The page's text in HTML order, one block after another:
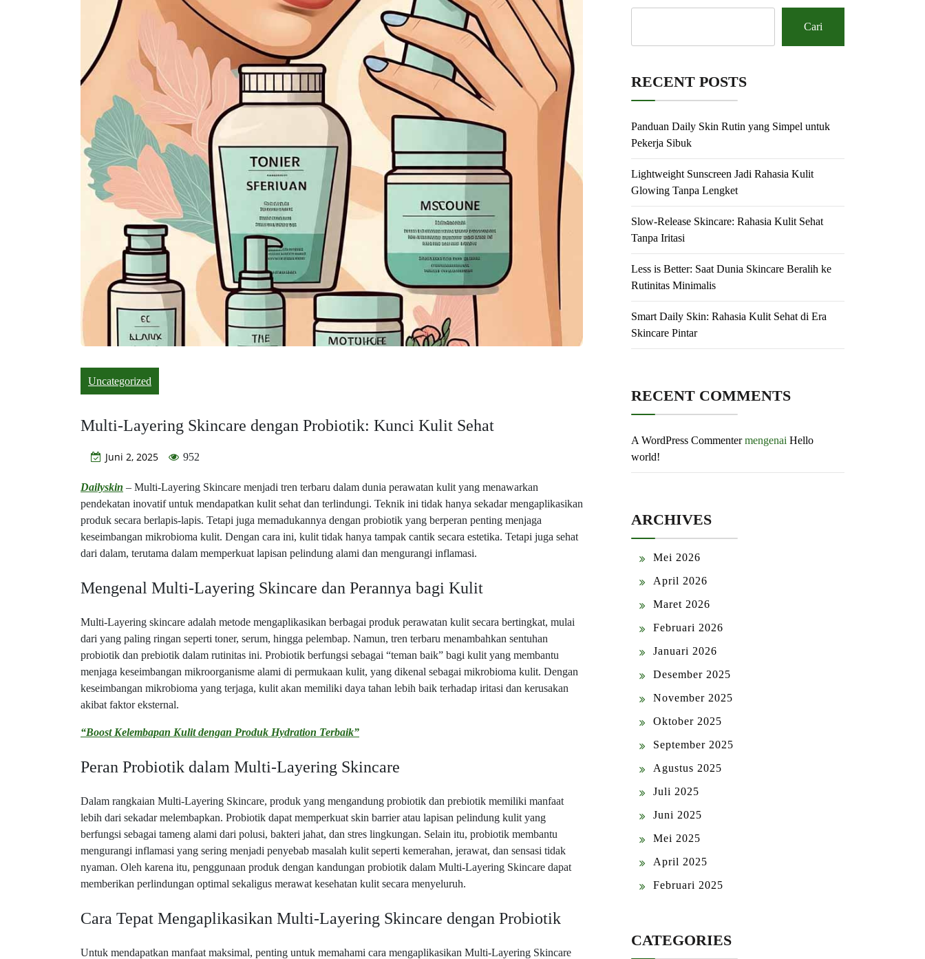
Uncategorized
Multi-Layering Skincare dengan Probiotik: Kunci Kulit Sehat
Juni 2, 2025 952
Dailyskin – Multi-Layering Skincare menjadi tren terbaru dalam dunia perawatan kulit yang menawarkan
pendekatan inovatif untuk mendapatkan kulit sehat dan terlindungi. Teknik ini tidak hanya sekadar mengaplikasikan
produk secara berlapis-lapis. Tetapi juga memadukannya dengan probiotik yang berperan penting menjaga
keseimbangan mikrobioma kulit. Dengan cara ini, kulit tidak hanya tampak cantik secara estetika. Tetapi juga sehat
dari dalam, terutama dalam memperkuat lapisan pelindung alami dan mengurangi inflamasi.
Mengenal Multi-Layering Skincare dan Perannya bagi Kulit
Multi-Layering skincare adalah metode mengaplikasikan berbagai produk perawatan kulit secara bertingkat, mulai
dari yang paling ringan seperti toner, serum, hingga pelembap. Namun, tren terbaru menambahkan sentuhan
probiotik dan prebiotik dalam rutinitas ini. Probiotik berfungsi sebagai “teman baik” bagi kulit yang membantu
menjaga keseimbangan mikroorganisme alami di permukaan kulit, yang dikenal sebagai mikrobioma kulit. Dengan
keseimbangan mikrobioma yang terjaga, kulit akan memiliki daya tahan lebih baik terhadap iritasi dan kerusakan
akibat faktor eksternal.
“Boost Kelembapan Kulit dengan Produk Hydration Terbaik”
Peran Probiotik dalam Multi-Layering Skincare
Dalam rangkaian Multi-Layering Skincare, produk yang mengandung probiotik dan prebiotik memiliki manfaat
lebih dari sekadar melembapkan. Probiotik dapat memperkuat skin barrier atau lapisan pelindung kulit yang
berfungsi sebagai tameng alami dari polusi, bakteri jahat, dan stres lingkungan. Selain itu, probiotik membantu
mengurangi inflamasi yang sering menjadi penyebab masalah kulit seperti kemerahan, jerawat, dan sensasi tidak
nyaman. Oleh karena itu, penggunaan produk dengan kandungan probiotik dalam Multi-Layering Skincare dapat
memberikan perlindungan optimal sekaligus merawat kesehatan kulit secara menyeluruh.
Cara Tepat Mengaplikasikan Multi-Layering Skincare dengan Probiotik
Untuk mendapatkan manfaat maksimal, penting untuk memahami cara mengaplikasikan Multi-Layering Skincare
Cari
RECENT POSTS
Panduan Daily Skin Rutin yang Simpel untuk
Pekerja Sibuk
Lightweight Sunscreen Jadi Rahasia Kulit
Glowing Tanpa Lengket
Slow-Release Skincare: Rahasia Kulit Sehat
Tanpa Iritasi
Less is Better: Saat Dunia Skincare Beralih ke
Rutinitas Minimalis
Smart Daily Skin: Rahasia Kulit Sehat di Era
Skincare Pintar
RECENT COMMENTS
A WordPress Commentermengenai Hello
world!
ARCHIVES
Mei 2026
April 2026
Maret 2026
Februari 2026
Januari 2026
Desember 2025
November 2025
Oktober 2025
September 2025
Agustus 2025
Juli 2025
Juni 2025
Mei 2025
April 2025
Februari 2025
CATEGORIES